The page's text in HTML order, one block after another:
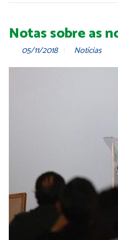
Notas sobre as
05/11/2018 Notícias